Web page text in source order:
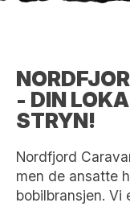
- DIN
STRYN!
Nordfjord
men de ansatte
bobilbransjen. Vi